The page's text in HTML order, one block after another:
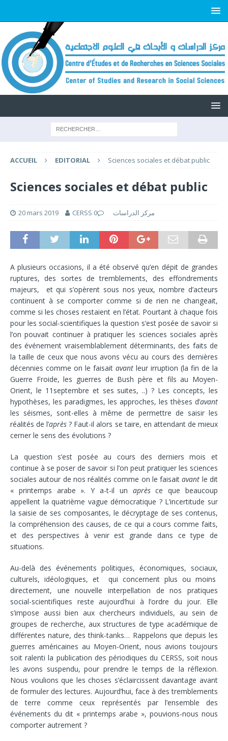
ACCUEIL EDITORIAL Sciences sociales et débat public
Sciences sociales et débat public
20 mars 2019 CERSS مركز الدراسات 0
A plusieurs occasions, il a été observé qu’en dépit de grandes
ruptures, des sortes de tremblements, des effondrements
majeurs, et qui s’opèrent sous nos yeux, nombre d’acteurs
continuent à se comporter comme si de rien ne changeait,
comme si les choses restaient en l’état. Pourtant à chaque fois
pour les social-scientifiques la question s’est posée de savoir si
l’on pouvait continuer à pratiquer les sciences sociales après
des événement vraisemblablement déterminants, des faits de
la taille de ceux que nous avons vécu au cours des dernières
décennies comme on le faisait avant leur irruption (la fin de la
Guerre Froide, les guerres de Bush père et fils au Moyen-
Orient, le 11septembre et ses suites, ..) ? Les concepts, les
hypothèses, les paradigmes, les approches, les thèses d’avant
les séismes, sont-elles à même de permettre de saisir les
réalités de l’après ? Faut-il alors se taire, en attendant de mieux
cerner le sens des évolutions ?
La question s’est posée au cours des derniers mois et
continue à se poser de savoir si l’on peut pratiquer les sciences
sociales autour de nos réalités comme on le faisaitavant le dit
« printemps arabe ». Y a-t-il un aprèsce que beaucoup
appellent la quatrième vague démocratique ? L’incertitude sur
la saisie de ses composantes, le décryptage de ses contenus,
la compréhension des causes, de ce qui a cours comme faits,
et des perspectives à venir est grande dans ce type de
situations.
Au-delà des événements politiques, économiques, sociaux,
culturels, idéologiques, et qui concernent plus ou moins
directement, une nouvelle interpellation de nos pratiques
social-scientifiques reste aujourd’hui à l’ordre du jour. Elle
s’impose aussi bien aux chercheurs individuels, au sein de
groupes de recherche, aux structures de type académique de
différentes nature, des think-tanks… Rappelons que depuis les
guerres américaines au Moyen-Orient, nous avions toujours
soit ralenti la publication des périodiques du CERSS, soit nous
les avons suspendu, pour prendre le temps de la réflexion.
Nous voulions que les choses s’éclaircissent davantage avant
de formuler des lectures. Aujourd’hui, face à des tremblements
de terre comme ceux représentés par l’ensemble des
événements du dit « printemps arabe », pouvions-nous nous
comporter autrement ?